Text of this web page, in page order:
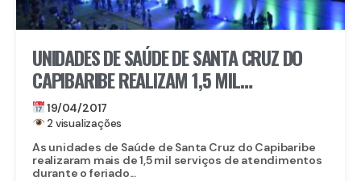
UNIDADES DE SAÚDE DE SANTA CRUZ DO
CAPIBARIBE REALIZAM 1,5 MIL
ATENDIMENTOS DURANTE FERIADO DA
SEMANA SANTA
19/04/2017
2 visualizações
As unidades de Saúde de Santa Cruz do Capibaribe
realizaram mais de 1,5 mil serviços de atendimentos
durante o feriado...